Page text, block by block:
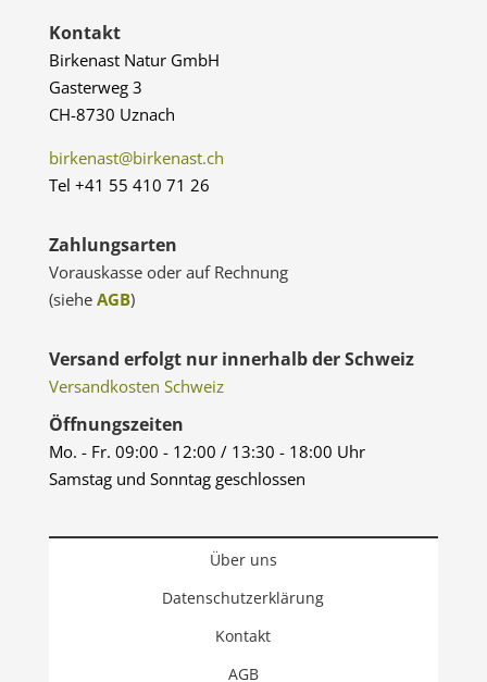
Kontakt
Birkenast Natur GmbH
Gasterweg 3
CH-8730 Uznach
birkenast@birkenast.ch
Tel +41 55 410 71 26
Zahlungsarten
Vorauskasse oder auf Rechnung
(siehe AGB)
Versand erfolgt nur innerhalb der Schweiz
Versandkosten Schweiz
Öffnungszeiten
Mo. - Fr. 09:00 - 12:00 / 13:30 - 18:00 Uhr
Samstag und Sonntag geschlossen
Über uns
Datenschutzerklärung
Kontakt
AGB